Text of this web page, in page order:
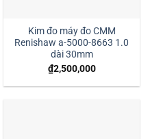
Kim đo máy đo CMM
Renishaw a-5000-8663 1.0
dài 30mm
₫2,500,000